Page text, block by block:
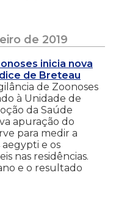
de 2019
inicia nova
de Breteau
de Zoonoses
à Unidade de
da Saúde
apuração do
para medir a
e os
nas residências.
e o resultado